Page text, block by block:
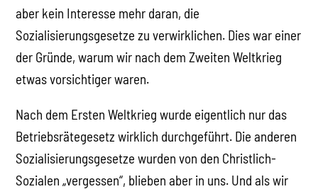
aber kein Interesse mehr daran, die
Sozialisierungsgesetze zu verwirklichen. Dies war einer
der Gründe, warum wir nach dem Zweiten Weltkrieg
etwas vorsichtiger waren.
Nach dem Ersten Weltkrieg wurde eigentlich nur das
Betriebsrätegesetz wirklich durchgeführt. Die anderen
Sozialisierungsgesetze wurden von den Christlich-
Sozialen „vergessen“, blieben aber in uns. Und als wir